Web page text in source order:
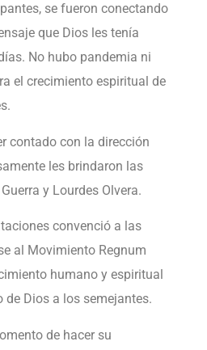
se fueron conectando
que Dios les tenía
No hubo pandemia ni
el crecimiento espiritual de
contado con la dirección
les brindaron las
y Lourdes Olvera.
convenció a las
al Movimiento Regnum
humano y espiritual
de Dios a los semejantes.
de hacer su